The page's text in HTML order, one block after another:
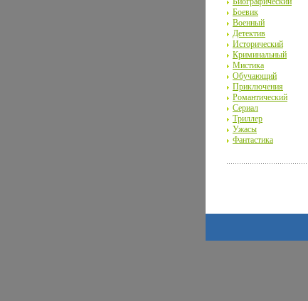
Боевик
Военный
Детектив
Исторический
Криминальный
Мистика
Обучающий
Приключения
Романтический
Сериал
Триллер
Ужасы
Фантастика